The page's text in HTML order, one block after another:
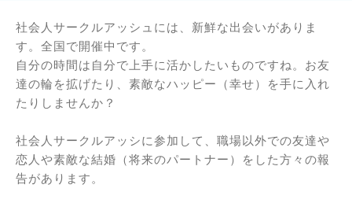
社会人サークルアッシュには、新鮮な出会いがありま
す。全国で開催中です。
自分の時間は自分で上手に活かしたいものですね。お友
達の輪を拡げたり、素敵なハッピー（幸せ）を手に入れ
たりしませんか？
社会人サークルアッシに参加して、職場以外での友達や
恋人や素敵な結婚（将来のパートナー）をした方々の報
告があります。